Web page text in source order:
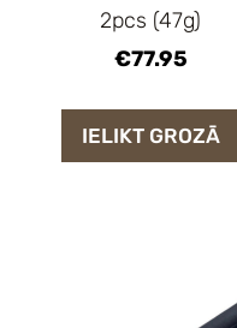
2pcs (47g)
€77.95
IELIKT GROZĀ